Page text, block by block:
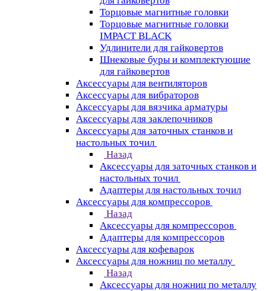
Торцовые магнитные головки
Торцовые магнитные головки
IMPACT BLACK
Удлинители для гайковертов
Шнековые буры и комплектующие
для гайковертов
Аксессуары для вентиляторов
Аксессуары для вибраторов
Аксессуары для вязчика арматуры
Аксессуары для заклепочников
Аксессуары для заточных станков и
настольных точил
Назад
Аксессуары для заточных станков и
настольных точил
Адаптеры для настольных точил
Аксессуары для компрессоров
Назад
Аксессуары для компрессоров
Адаптеры для компрессоров
Аксессуары для кофеварок
Аксессуары для ножниц по металлу
Назад
Аксессуары для ножниц по металлу